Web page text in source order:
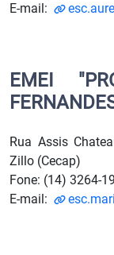
E-mail:
EMEI
Rua Assis
Zillo (Cecap)
Fone: (14) 3264-
E-mail: